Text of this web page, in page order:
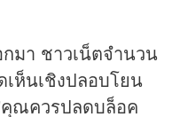
มา ชาวเน็ตจำนวน
ห็นเชิงปลอบโยน
ณควรปลดบล็อค